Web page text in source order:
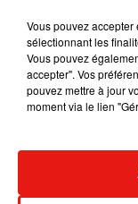
Vous pouvez accepter
sélectionnant les
Vous pouvez
accepter". Vos
pouvez mettre à jour
moment via le lien